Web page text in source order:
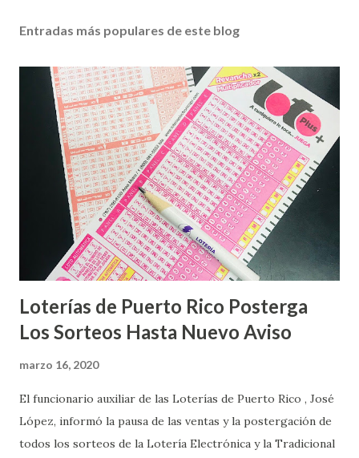
Entradas más populares de este blog
Loterías de Puerto Rico Posterga
Los Sorteos Hasta Nuevo Aviso
marzo 16, 2020
El funcionario auxiliar de las Loterías de Puerto Rico , José
López, informó la pausa de las ventas y la postergación de
todos los sorteos de la Lotería Electrónica y la Tradicional